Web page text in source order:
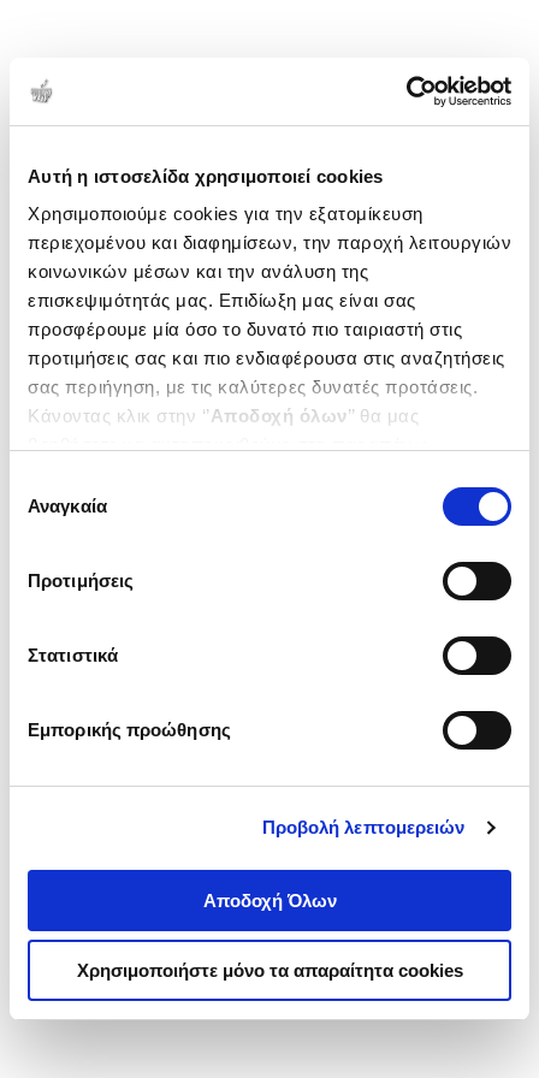
Αυτή η ιστοσελίδα χρησιμοποιεί cookies
Χρησιμοποιούμε cookies για την εξατομίκευση
περιεχομένου και διαφημίσεων, την παροχή λειτουργιών
κοινωνικών μέσων και την ανάλυση της
επισκεψιμότητάς μας. Επιδίωξη μας είναι σας
προσφέρουμε μία όσο το δυνατό πιο ταιριαστή στις
προτιμήσεις σας και πιο ενδιαφέρουσα στις αναζητήσεις
σας περιήγηση, με τις καλύτερες δυνατές προτάσεις.
Κάνοντας κλικ στην ‘’Αποδοχή όλων’’ θα μας
ενδιαφέρουν και να επιλέξετε από τα παρακάτω με την
΄΄και να ενημερωθείτε σχετικά με
συγκατάθεσης
Αναγκαία
Προτιμήσεις
Στατιστικά
Εμπορικής προώθησης
Προβολή λεπτομερειών
Αποδοχή Όλων
Χρησιμοποιήστε μόνο τα απαραίτητα cookies